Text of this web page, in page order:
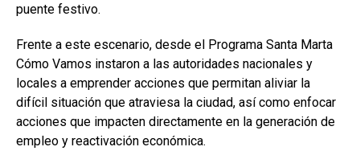
puente festivo.
Frente a este escenario, desde el Programa Santa Marta
Cómo Vamos instaron a las autoridades nacionales y
locales a emprender acciones que permitan aliviar la
difícil situación que atraviesa la ciudad, así como enfocar
acciones que impacten directamente en la generación de
empleo y reactivación económica.